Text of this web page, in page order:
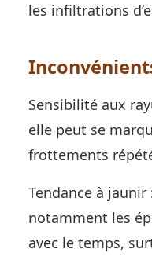
les infiltrations
Sensibilité aux
elle peut se
frottements
Tendance à jaunir
notamment les
avec le temps,